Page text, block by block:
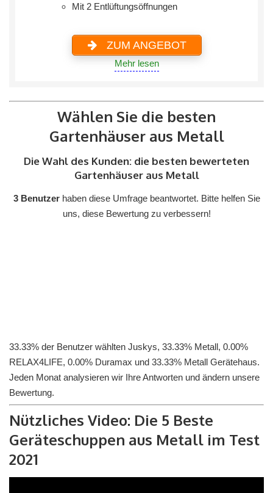
Mit 2 Entlüftungsöffnungen
ZUM ANGEBOT
Mehr lesen
Wählen Sie die besten
Gartenhäuser aus Metall
Die Wahl des Kunden: die besten bewerteten
Gartenhäuser aus Metall
3 Benutzerhaben diese Umfrage beantwortet. Bitte helfen Sie
uns, diese Bewertung zu verbessern!
33.33% der Benutzer wählten Juskys, 33.33% Metall, 0.00%
RELAX4LIFE, 0.00% Duramax und 33.33% Metall Gerätehaus.
Jeden Monat analysieren wir Ihre Antworten und ändern unsere
Bewertung.
Nützliches Video: Die 5 Beste
Geräteschuppen aus Metall im Test
2021